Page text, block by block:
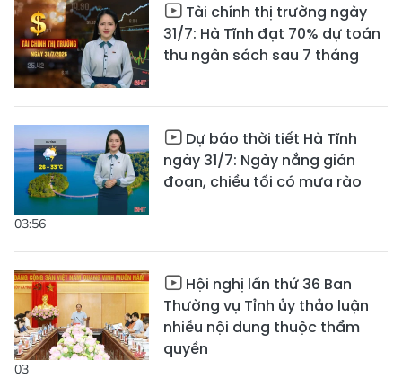
Tài chính thị trường ngày
31/7: Hà Tĩnh đạt 70% dự toán
thu ngân sách sau 7 tháng
03:56
Dự báo thời tiết Hà Tĩnh
ngày 31/7: Ngày nắng gián
đoạn, chiều tối có mưa rào
03
Hội nghị lần thứ 36 Ban
Thường vụ Tỉnh ủy thảo luận
nhiều nội dung thuộc thẩm
quyền